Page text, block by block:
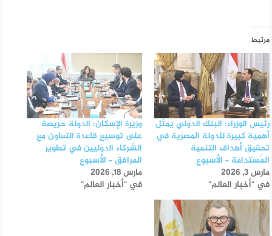
مرتبط
رئيس الوزراء: البنك الدولي يمثل
أهمية كبيرة للدولة المصرية في
تحقيق أهداف التنمية
المُستدامة – الأسبوع
مارس 3, 2026
في "أخبار العالم"
وزيرة الإسكان: الدولة حريصة
على توسيع قاعدة التعاون مع
الشركاء الدوليين في تطوير
المرافق – الأسبوع
مارس 18, 2026
في "أخبار العالم"